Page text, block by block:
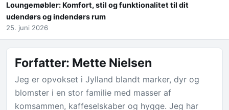
Loungemøbler: Komfort, stil og funktionalitet til dit
udendørs og indendørs rum
25. juni 2026
Forfatter: Mette Nielsen
Jeg er opvokset i Jylland blandt marker, dyr og
blomster i en stor familie med masser af
komsammen, kaffeselskaber og hygge. Jeg har